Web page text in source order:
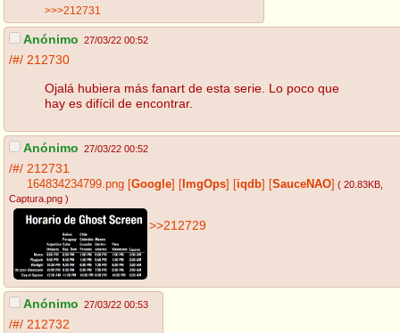
>>>212731
Anónimo 27/03/22 00:52
/#/ 212730
Ojalá hubiera más fanart de esta serie. Lo poco que
hay es difícil de encontrar.
Anónimo 27/03/22 00:52
/#/ 212731
164834234799.png Google ImgOps iqdb SauceNAO ( 20.83KB
Captura.png )
>>212729
Anónimo 27/03/22 00:53
/#/ 212732